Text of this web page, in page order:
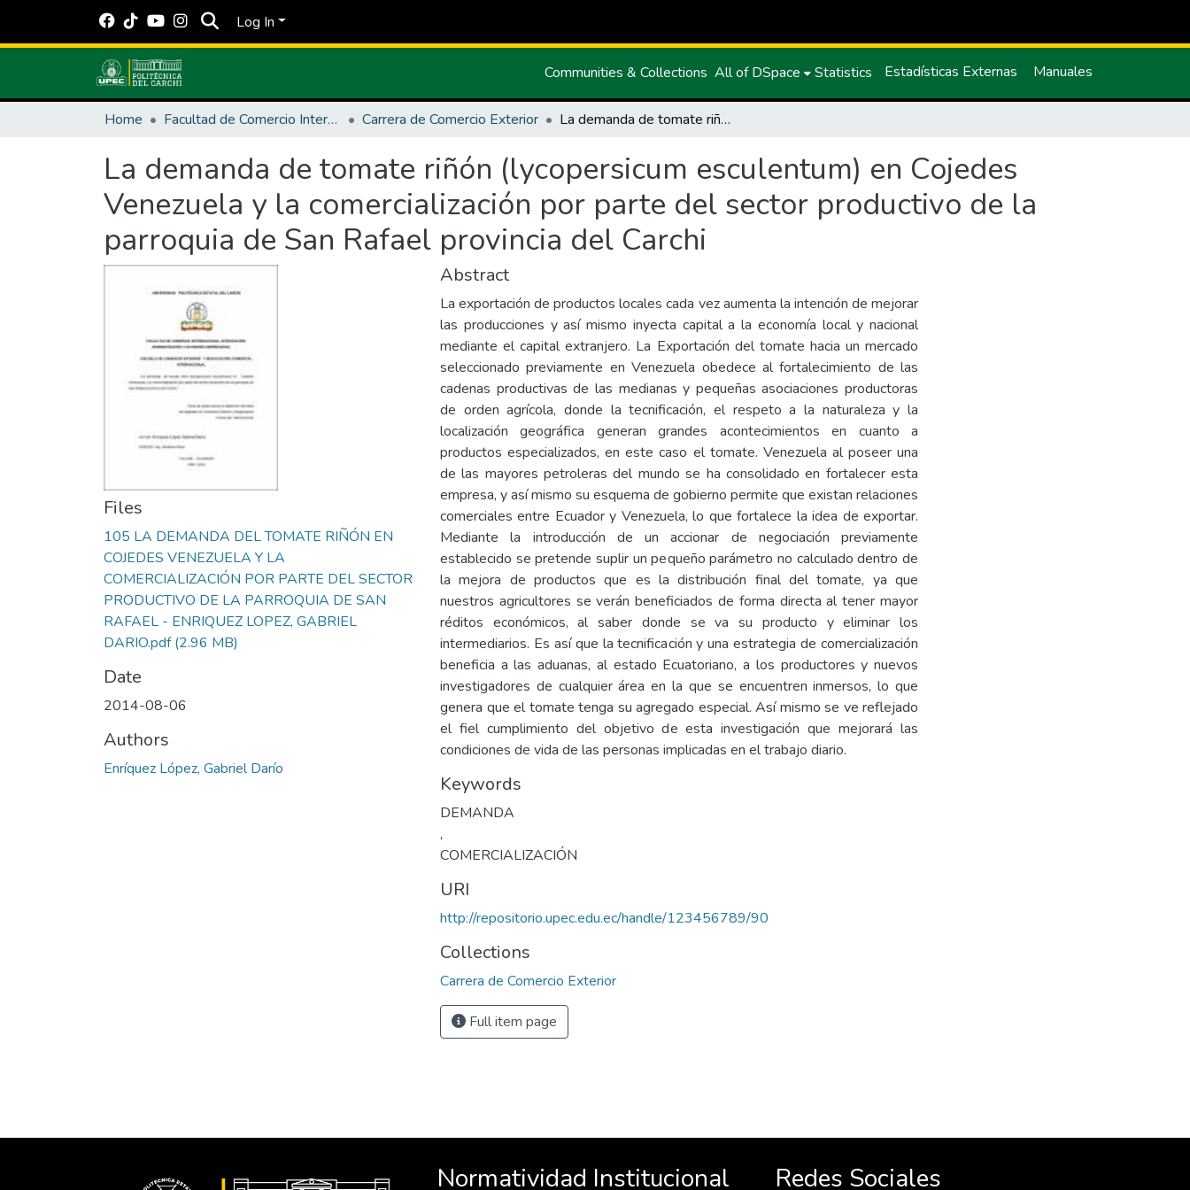
Log In
Communities & Collections All of DSpace Statistics Estadísticas Externas Manuales
Home Facultad de Comercio Internacional, Integración, Administración y Economía Empresarial Carrera de Comercio Exterior La demanda de tomate riñón (lycopersicum esculentum) en Cojedes Venezuela y la comercialización por parte del sector productivo de la parroquia de San Rafael provincia del Carchi
La demanda de tomate riñón (lycopersicum esculentum) en Cojedes
Venezuela y la comercialización por parte del sector productivo de la
parroquia de San Rafael provincia del Carchi
Files
105 LA DEMANDA DEL TOMATE RIÑÓN EN
COJEDES VENEZUELA Y LA
COMERCIALIZACIÓN POR PARTE DEL SECTOR
PRODUCTIVO DE LA PARROQUIA DE SAN
RAFAEL - ENRIQUEZ LOPEZ, GABRIEL
DARIO.pdf(2.96 MB)
Date
2014-08-06
Authors
Enríquez López, Gabriel Darío
Abstract
La exportación de productos locales cada vez aumenta la intención de mejorar
las producciones y así mismo inyecta capital a la economía local y nacional
mediante el capital extranjero. La Exportación del tomate hacia un mercado
seleccionado previamente en Venezuela obedece al fortalecimiento de las
cadenas productivas de las medianas y pequeñas asociaciones productoras
de orden agrícola, donde la tecnificación, el respeto a la naturaleza y la
localización geográfica generan grandes acontecimientos en cuanto a
productos especializados, en este caso el tomate. Venezuela al poseer una
de las mayores petroleras del mundo se ha consolidado en fortalecer esta
empresa, y así mismo su esquema de gobierno permite que existan relaciones
comerciales entre Ecuador y Venezuela, lo que fortalece la idea de exportar.
Mediante la introducción de un accionar de negociación previamente
establecido se pretende suplir un pequeño parámetro no calculado dentro de
la mejora de productos que es la distribución final del tomate, ya que
nuestros agricultores se verán beneficiados de forma directa al tener mayor
réditos económicos, al saber donde se va su producto y eliminar los
intermediarios. Es así que la tecnificación y una estrategia de comercialización
beneficia a las aduanas, al estado Ecuatoriano, a los productores y nuevos
investigadores de cualquier área en la que se encuentren inmersos, lo que
genera que el tomate tenga su agregado especial. Así mismo se ve reflejado
el fiel cumplimiento del objetivo de esta investigación que mejorará las
condiciones de vida de las personas implicadas en el trabajo diario.
Keywords
DEMANDA
,
COMERCIALIZACIÓN
URI
http://repositorio.upec.edu.ec/handle/123456789/90
Collections
Carrera de Comercio Exterior
Full item page
Normatividad Institucional Redes Sociales